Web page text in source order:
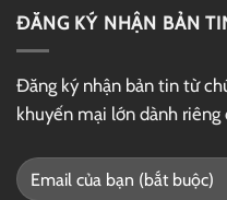
ĐĂNG KÝ NHẬN BẢN
Đăng ký nhận bản tin từ
khuyến mại lớn dành riêng